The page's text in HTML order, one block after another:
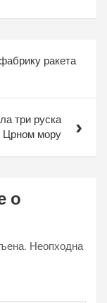
ракета
три руска
Црном мору
о
Неопходна